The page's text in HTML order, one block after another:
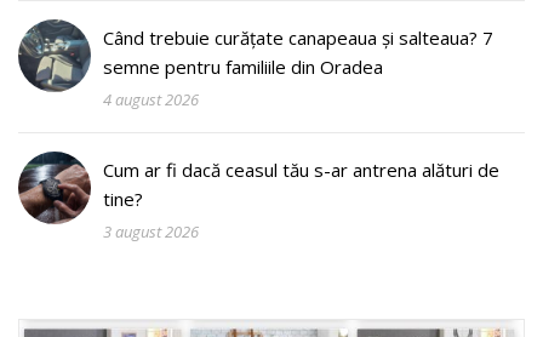
Când trebuie curățate canapeaua și salteaua? 7
semne pentru familiile din Oradea
4 august 2026
Cum ar fi dacă ceasul tău s-ar antrena alături de
tine?
3 august 2026